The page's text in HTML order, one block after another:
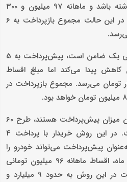
میلیون تومان پیش‌پرداخت داشته باشد و ماهانه 97 میلیون و 300
هزار تومان قسط پرداخت کند. در این حالت مجموع بازپرداخت به 6
در حالت دیگر که نیازمند معرفی یک ضامن است، پیش‌پرداخت به 5
تومان کاهش پیدا می‌کند اما مبلغ اقساط
به 99 میلیون و 200 هزار تومان می‌رسد. مجموع بازپرداخت در
برای افرادی که به دنبال کمترین میزان پیش‌پرداخت هستند، طرح 60
ماهه در نظر گرفته شده است. در این روش خریدار با پرداخت 4
تومان به‌عنوان پیش‌پرداخت می‌تواند خودرو را
تحویل بگیرد و سپس طی 60 ماه، اقساط ماهانه 96 میلیون تومانی
پرداخت کند. مجموع بازپرداخت در این روش به حدود 9 میلیارد و